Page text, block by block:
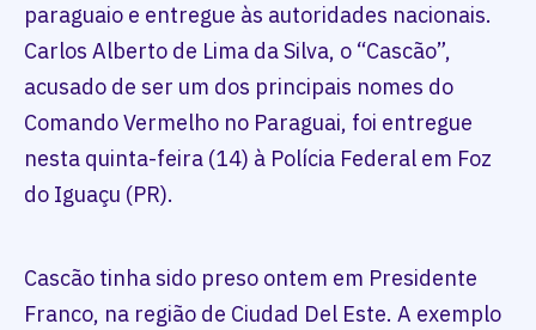
paraguaio e entregue às autoridades nacionais.
Carlos Alberto de Lima da Silva, o “Cascão”,
acusado de ser um dos principais nomes do
Comando Vermelho no Paraguai, foi entregue
nesta quinta-feira (14) à Polícia Federal em Foz
do Iguaçu (PR).
Cascão tinha sido preso ontem em Presidente
Franco, na região de Ciudad Del Este. A exemplo